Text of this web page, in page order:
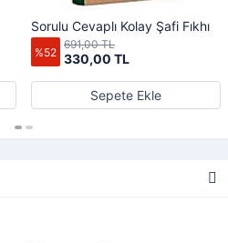
Sorulu Cevaplı Kolay Şafi Fıkhı
%52 330,00 TL
691,00 TL
Sepete Ekle